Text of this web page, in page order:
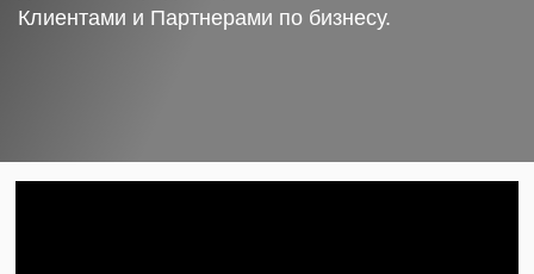
Клиентами и Партнерами по бизнесу.